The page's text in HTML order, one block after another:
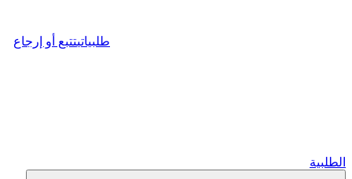
طلبياتيتتبع أو إرجاع
الطلبية